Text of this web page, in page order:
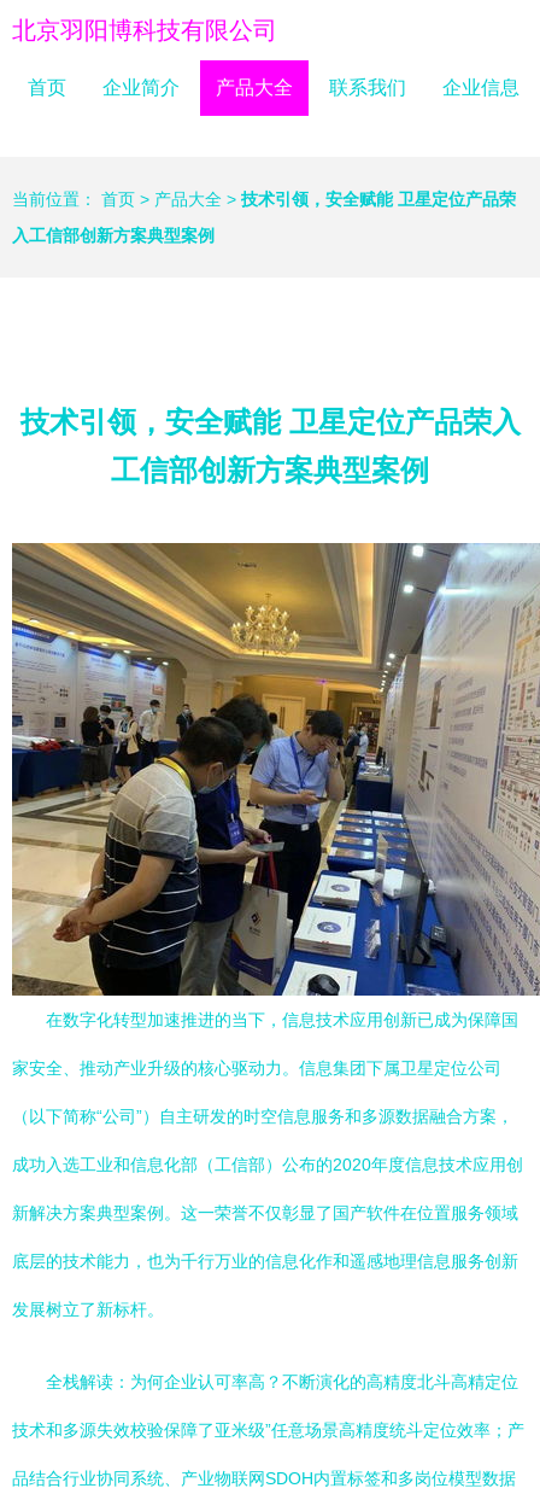
北京羽阳博科技有限公司
首页 企业简介 产品大全 联系我们 企业信息
当前位置： 首页 > 产品大全 > 技术引领，安全赋能 卫星定位产品荣
入工信部创新方案典型案例
技术引领，安全赋能 卫星定位产品荣入
工信部创新方案典型案例
在数字化转型加速推进的当下，信息技术应用创新已成为保障国
家安全、推动产业升级的核心驱动力。信息集团下属卫星定位公司
（以下简称“公司”）自主研发的时空信息服务和多源数据融合方案，
成功入选工业和信息化部（工信部）公布的2020年度信息技术应用创
新解决方案典型案例。这一荣誉不仅彰显了国产软件在位置服务领域
底层的技术能力，也为千行万业的信息化作和遥感地理信息服务创新
发展树立了新标杆。
全栈解读：为何企业认可率高？不断演化的高精度北斗高精定位
技术和多源失效校验保障了亚米级”任意场景高精度统斗定位效率；产
品结合行业协同系统、产业物联网SDOH内置标签和多岗位模型数据